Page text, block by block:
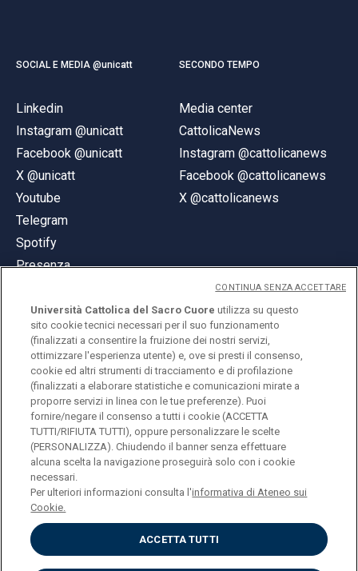
SOCIAL E MEDIA @unicatt
Linkedin
Instagram @unicatt
Facebook @unicatt
X @unicatt
Youtube
Telegram
Spotify
Presenza
SECONDO TEMPO
Media center
CattolicaNews
Instagram @cattolicanews
Facebook @cattolicanews
X @cattolicanews
© Università Cattolica del Sacro Cuore
Largo A. Gemelli 1, 20123 Milano
PI 02133120150
ENGLISH
Privacy
Accessibilità
Università Cattolica del Sacro Cuore utilizza su questo
sito cookie tecnici necessari per il suo funzionamento
(finalizzati a consentire la fruizione dei nostri servizi,
ottimizzare l'esperienza utente) e, ove si presti il consenso,
cookie ed altri strumenti di tracciamento e di profilazione
(finalizzati a elaborare statistiche e comunicazioni mirate a
proporre servizi in linea con le tue preferenze). Puoi
fornire/negare il consenso a tutti i cookie (ACCETTA
TUTTI/RIFIUTA TUTTI), oppure personalizzare le scelte
(PERSONALIZZA). Chiudendo il banner senza effettuare
alcuna scelta la navigazione proseguirà solo con i cookie
necessari.
Per ulteriori informazioni consulta l'informativa di Ateneo sui
Cookie.
ACCETTA TUTTI
CONTINUA SENZA ACCETTARE